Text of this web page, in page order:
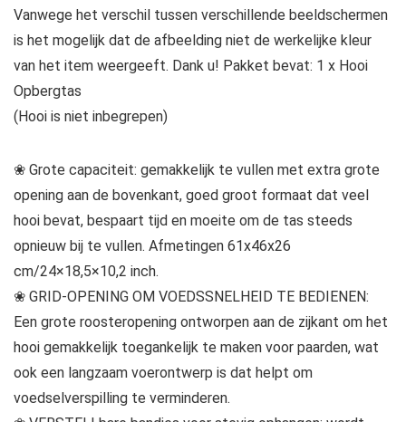
Vanwege het verschil tussen verschillende beeldschermen
is het mogelijk dat de afbeelding niet de werkelijke kleur
van het item weergeeft. Dank u! Pakket bevat: 1 x Hooi
Opbergtas
(Hooi is niet inbegrepen)
❀ Grote capaciteit: gemakkelijk te vullen met extra grote
opening aan de bovenkant, goed groot formaat dat veel
hooi bevat, bespaart tijd en moeite om de tas steeds
opnieuw bij te vullen. Afmetingen 61x46x26
cm/24×18,5×10,2 inch.
❀ GRID-OPENING OM VOEDSSNELHEID TE BEDIENEN:
Een grote roosteropening ontworpen aan de zijkant om het
hooi gemakkelijk toegankelijk te maken voor paarden, wat
ook een langzaam voerontwerp is dat helpt om
voedselverspilling te verminderen.